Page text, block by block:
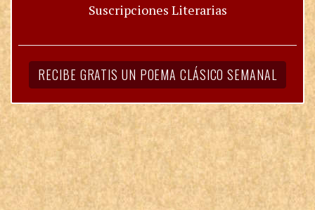
Suscripciones Literarias
RECIBE GRATIS UN POEMA CLÁSICO SEMANAL